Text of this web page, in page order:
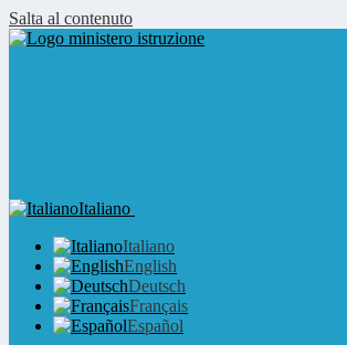
Salta al contenuto
Italiano
Italiano
English
Deutsch
Français
Español